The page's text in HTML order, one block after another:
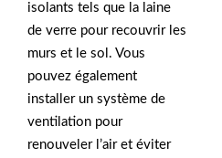
isolants tels que la laine
de verre pour recouvrir les
murs et le sol. Vous
pouvez également
installer un système de
ventilation pour
renouveler l’air et éviter